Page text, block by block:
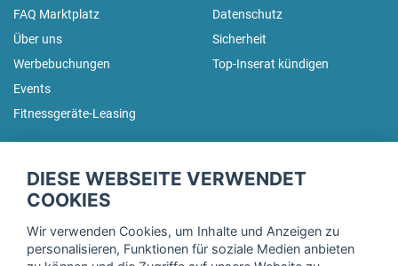
FAQ Marktplatz
Über uns
Werbebuchungen
Events
Fitnessgeräte-Leasing
Datenschutz
Sicherheit
Top-Inserat kündigen
Trage dich hier für unseren Newsletter ein und erhalte regelmäßig
DIESE WEBSEITE VERWENDET
COOKIES
Wir verwenden Cookies, um Inhalte und Anzeigen zu
personalisieren, Funktionen für soziale Medien anbieten